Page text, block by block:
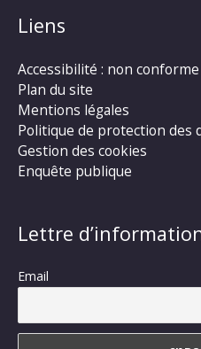
Liens
Accessibilité : non conforme
Plan du site
Mentions légales
Politique de protection des
Gestion des cookies
Enquête publique
Lettre
Email